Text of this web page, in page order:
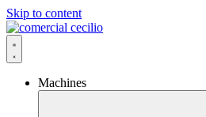
Skip to content
Machines